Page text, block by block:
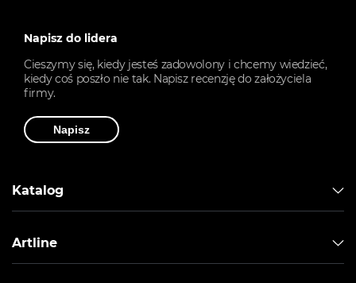
Napisz do lidera
Cieszymy się, kiedy jesteś zadowolony i chcemy wiedzieć,
kiedy coś poszło nie tak. Napisz recenzję do założyciela
firmy.
Napisz
Katalog
Artline